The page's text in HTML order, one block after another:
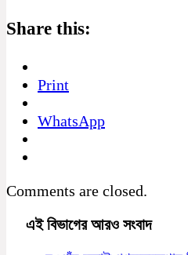
Share this:
Print
WhatsApp
Comments are closed.
এই বিভাগের আরও সংবাদ